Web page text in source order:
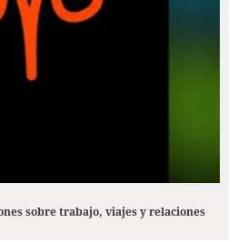
sobre trabajo, viajes y relaciones